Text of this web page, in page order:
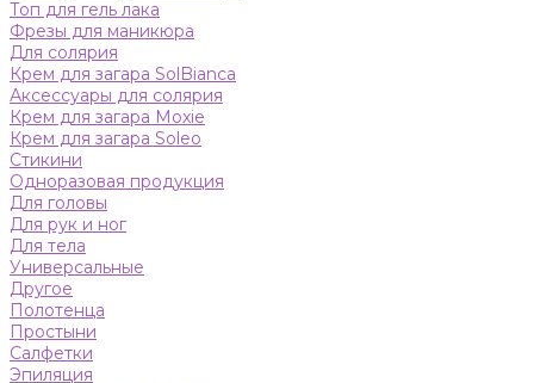
Топ для гель лака
Фрезы для маникюра
Для солярия
Крем для загара SolBianca
Аксессуары для солярия
Крем для загара Moxie
Крем для загара Soleo
Стикини
Одноразовая продукция
Для головы
Для рук и ног
Для тела
Универсальные
Другое
Полотенца
Простыни
Салфетки
Эпиляция